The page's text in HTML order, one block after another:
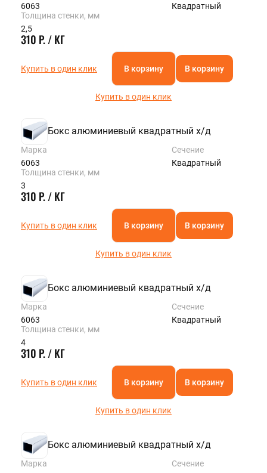
6063
Квадратный
Толщина стенки, мм
2,5
310 Р. / КГ
Купить в один клик В корзину В корзину
Купить в один клик
Бокс алюминиевый квадратный х/д
Марка
6063
Сечение
Квадратный
Толщина стенки, мм
3
310 Р. / КГ
Купить в один клик В корзину В корзину
Купить в один клик
Бокс алюминиевый квадратный х/д
Марка
6063
Сечение
Квадратный
Толщина стенки, мм
4
310 Р. / КГ
Купить в один клик В корзину В корзину
Купить в один клик
Бокс алюминиевый квадратный х/д
Марка
Сечение